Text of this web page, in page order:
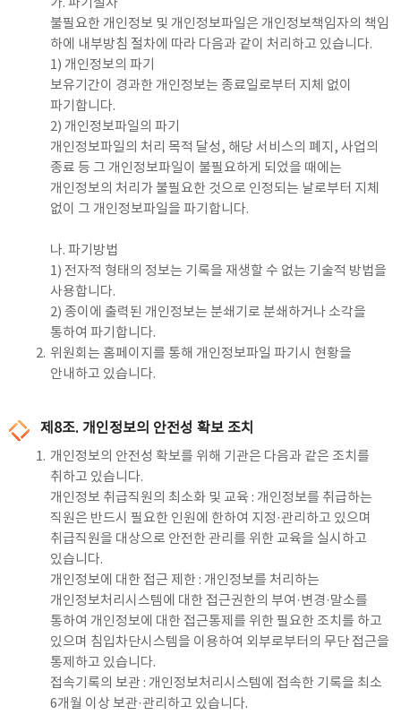
가. 파기절차
불필요한 개인정보 및 개인정보파일은 개인정보책임자의 책임
하에 내부방침 절차에 따라 다음과 같이 처리하고 있습니다.
1) 개인정보의 파기
보유기간이 경과한 개인정보는 종료일로부터 지체 없이
파기합니다.
2) 개인정보파일의 파기
개인정보파일의 처리 목적 달성, 해당 서비스의 폐지, 사업의
종료 등 그 개인정보파일이 불필요하게 되었을 때에는
개인정보의 처리가 불필요한 것으로 인정되는 날로부터 지체
없이 그 개인정보파일을 파기합니다.
나. 파기방법
1) 전자적 형태의 정보는 기록을 재생할 수 없는 기술적 방법을
사용합니다.
2) 종이에 출력된 개인정보는 분쇄기로 분쇄하거나 소각을
통하여 파기합니다.
2. 위원회는 홈페이지를 통해 개인정보파일 파기시 현황을
안내하고 있습니다.
제8조. 개인정보의 안전성 확보 조치
1. 개인정보의 안전성 확보를 위해 기관은 다음과 같은 조치를
취하고 있습니다.
개인정보 취급직원의 최소화 및 교육 : 개인정보를 취급하는
직원은 반드시 필요한 인원에 한하여 지정·관리하고 있으며
취급직원을 대상으로 안전한 관리를 위한 교육을 실시하고
있습니다.
개인정보에 대한 접근 제한 : 개인정보를 처리하는
개인정보처리시스템에 대한 접근권한의 부여·변경·말소를
통하여 개인정보에 대한 접근통제를 위한 필요한 조치를 하고
있으며 침입차단시스템을 이용하여 외부로부터의 무단 접근을
통제하고 있습니다.
접속기록의 보관 : 개인정보처리시스템에 접속한 기록을 최소
6개월 이상 보관·관리하고 있습니다.